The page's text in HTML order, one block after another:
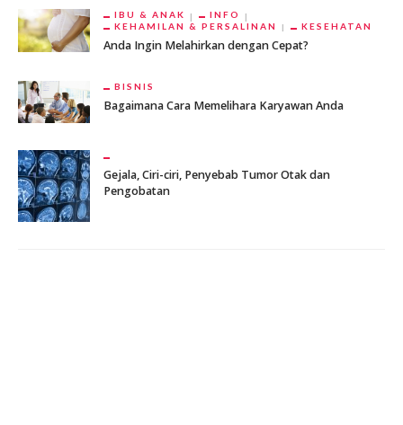
IBU & ANAK
INFO
KEHAMILAN & PERSALINAN
KESEHATAN
Anda Ingin Melahirkan dengan Cepat?
BISNIS
Bagaimana Cara Memelihara Karyawan Anda
Gejala, Ciri-ciri, Penyebab Tumor Otak dan
Pengobatan